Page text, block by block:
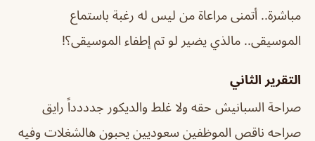
مباشرة.. أتمنى مراعاة من ليس له رغبة باستماع
الموسيقى.. مالذي يضير لو تم إطفاء الموسيقى؟!
التقرير الثاني
صراحة السبانيش حقه ولا غلط والديكور جدددداً رايق
صراحه ناقص الموظفين سعوديين يحبون هالشغلات وفيه